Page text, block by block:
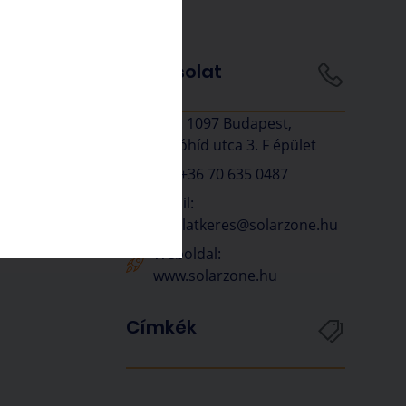
Kapcsolat
Cím: 1097 Budapest,
Vágóhíd utca 3. F épület
Tel: +36 70 635 0487
Email:
ajanlatkeres@solarzone.hu
Weboldal:
www.solarzone.hu
Címkék